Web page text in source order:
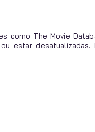
The Movie
estar